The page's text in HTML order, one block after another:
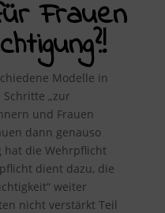
Frauen
Modelle in
Schritte „zur
und Frauen
dann genauso
die Wehrpflicht
dient dazu, die
weiter
nicht verstärkt Teil